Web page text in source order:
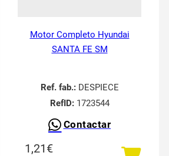
Motor Completo Hyundai
SANTA FE SM
Ref. fab.:DESPIECE
RefID:1723544
Contactar
1,21€